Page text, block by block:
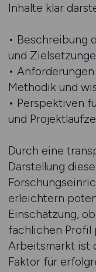
Inhalte klar
• Beschreibung
und
•
Methodik und
• Perspektiven
und
Durch eine
Darstellung
erleichtern
Einschätzung,
fachlichen Profil
Arbeitsmarkt ist
Faktor für